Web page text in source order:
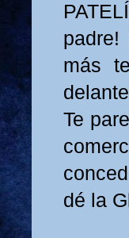
padre!
más
Te
dé la